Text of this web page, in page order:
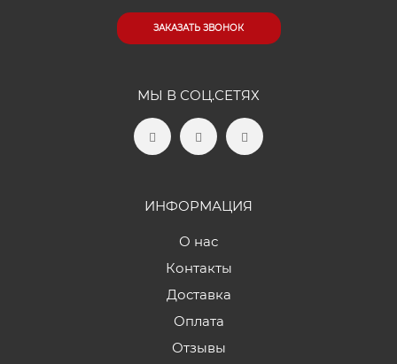
ЗАКАЗАТЬ ЗВОНОК
МЫ В СОЦ.СЕТЯХ
ИНФОРМАЦИЯ
О нас
Контакты
Доставка
Оплата
Отзывы